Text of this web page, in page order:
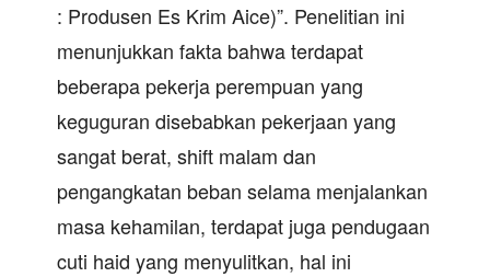
: Produsen Es Krim Aice)”. Penelitian ini
menunjukkan fakta bahwa terdapat
beberapa pekerja perempuan yang
keguguran disebabkan pekerjaan yang
sangat berat, shift malam dan
pengangkatan beban selama menjalankan
masa kehamilan, terdapat juga pendugaan
cuti haid yang menyulitkan, hal ini